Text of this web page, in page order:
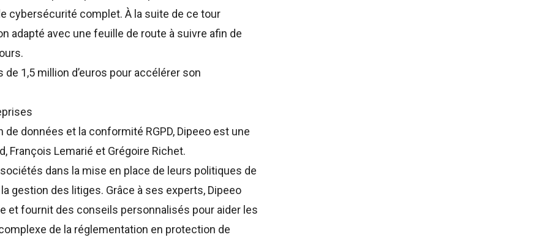
cybersécurité complet. À la suite de ce tour
adapté avec une feuille de route à suivre afin de
de 1,5 million d’euros pour accélérer son
données et la conformité RGPD, Dipeeo est une
François Lemarié et Grégoire Richet.
dans la mise en place de leurs politiques de
gestion des litiges. Grâce à ses experts, Dipeeo
et fournit des conseils personnalisés pour aider les
de la réglementation en protection de